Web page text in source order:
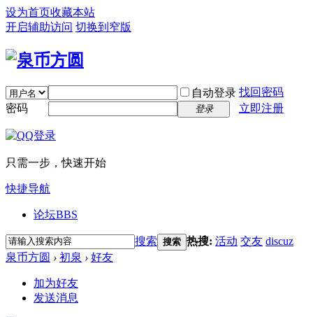
设为首页收藏本站
开启辅助访问 切换到窄版
自动登录 找回密码
密码
登录 立即注册
只需一步，快速开始
快捷导航
论坛BBS
搜索 搜索 热搜: 活动 交友 discuz
泉币方圆 › 初泉 › 好友
加为好友
发送消息